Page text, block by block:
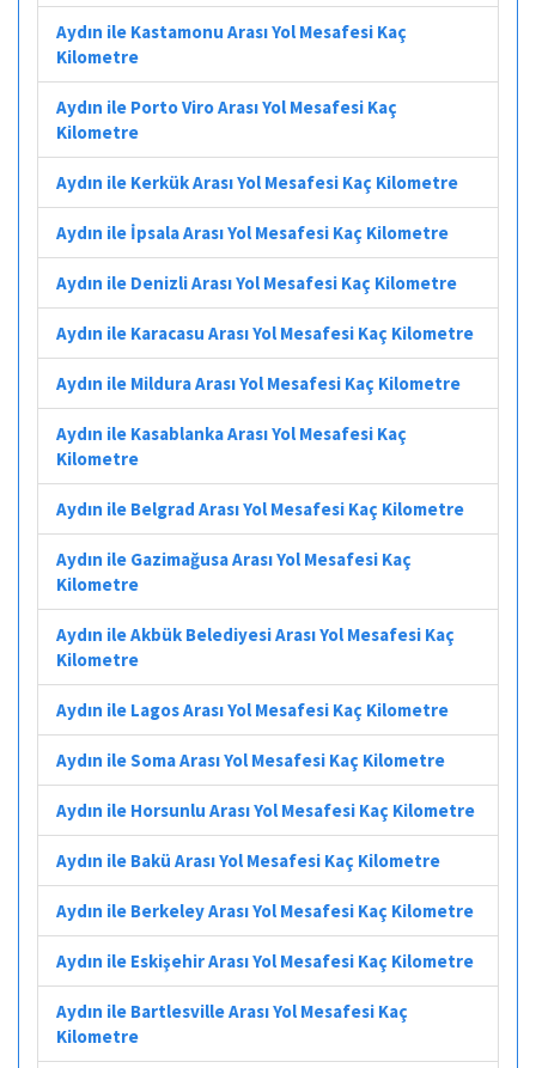
Aydın ile Kastamonu Arası Yol Mesafesi Kaç
Kilometre
Aydın ile Porto Viro Arası Yol Mesafesi Kaç
Kilometre
Aydın ile Kerkük Arası Yol Mesafesi Kaç Kilometre
Aydın ile İpsala Arası Yol Mesafesi Kaç Kilometre
Aydın ile Denizli Arası Yol Mesafesi Kaç Kilometre
Aydın ile Karacasu Arası Yol Mesafesi Kaç Kilometre
Aydın ile Mildura Arası Yol Mesafesi Kaç Kilometre
Aydın ile Kasablanka Arası Yol Mesafesi Kaç
Kilometre
Aydın ile Belgrad Arası Yol Mesafesi Kaç Kilometre
Aydın ile Gazimağusa Arası Yol Mesafesi Kaç
Kilometre
Aydın ile Akbük Belediyesi Arası Yol Mesafesi Kaç
Kilometre
Aydın ile Lagos Arası Yol Mesafesi Kaç Kilometre
Aydın ile Soma Arası Yol Mesafesi Kaç Kilometre
Aydın ile Horsunlu Arası Yol Mesafesi Kaç Kilometre
Aydın ile Bakü Arası Yol Mesafesi Kaç Kilometre
Aydın ile Berkeley Arası Yol Mesafesi Kaç Kilometre
Aydın ile Eskişehir Arası Yol Mesafesi Kaç Kilometre
Aydın ile Bartlesville Arası Yol Mesafesi Kaç
Kilometre